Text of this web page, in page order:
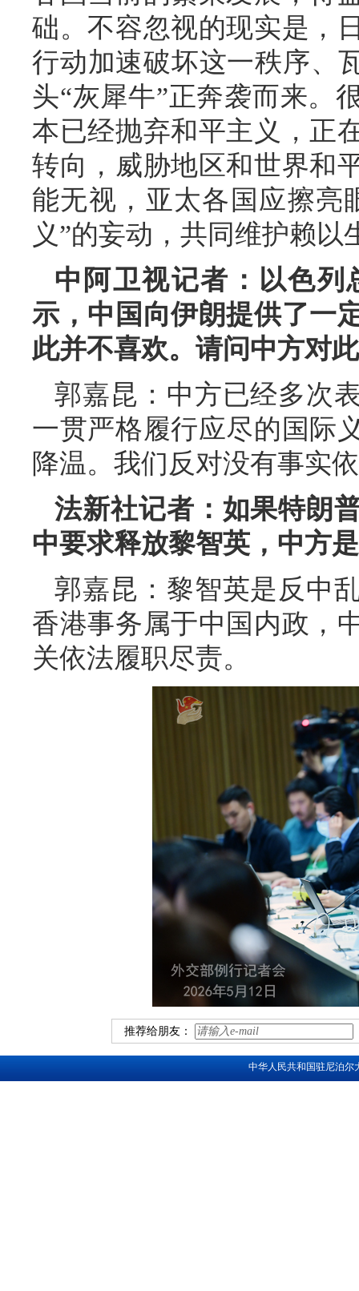
础。不容忽视的现实是，
行动加速破坏这一秩序、
头“灰犀牛”正奔袭而来。
本已经抛弃和平主义，正
转向，威胁地区和世界和
能无视，亚太各国应擦亮
义”的妄动，共同维护赖
中阿卫视记者：以色列
示，中国向伊朗提供了一
此并不喜欢。请问中方对
郭嘉昆：中方已经多次
一贯严格履行应尽的国际
降温。我们反对没有事实
法新社记者：如果特朗
中要求释放黎智英，中方
郭嘉昆：黎智英是反中
香港事务属于中国内政，
关依法履职尽责。
推荐给朋友：
中华人民共和国驻尼泊尔